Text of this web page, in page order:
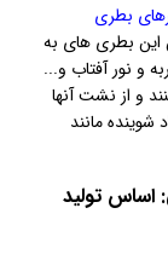
بطری
این بطری های به
و نور آفتاب و...
و از نشت آنها
مانند
اساس تولید